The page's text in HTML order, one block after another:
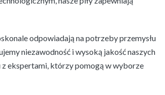
odpowiadają na potrzeby przemysłu
niezawodność i wysoką jakość naszych
ekspertami, którzy pomogą w wyborze